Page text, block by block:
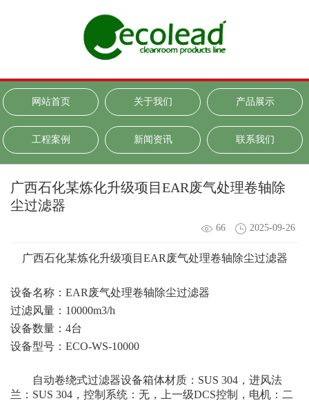
网站首页 关于我们 产品展示
工程案例 新闻资讯 联系我们
广西石化某炼化升级项目EAR废气处理卷轴除
尘过滤器
66 2025-09-26
广西石化某炼化升级项目 EAR 废气处理卷轴除尘过滤器
设备名称： EAR 废气处理卷轴除尘过滤器
过滤风量： 10000m3/h
设备数量： 4台
设备型号： ECO-WS-10000
自动卷绕式过滤器设备箱体材质： SUS 304 ，进风法
兰： SUS 304 ，控制系统：无，上一级DCS控制，电机：二